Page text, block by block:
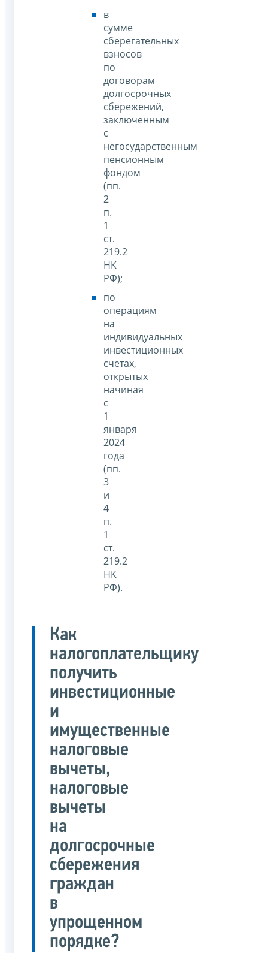
в
сумме
сберегательных
взносов
по
договорам
долгосрочных
сбережений,
заключенным
с
негосударственным
пенсионным
фондом
(пп.
2
п.
1
ст.
219.2
НК
РФ);
по
операциям
на
индивидуальных
инвестиционных
счетах,
открытых
начиная
с
1
января
2024
года
(пп.
3
и
4
п.
1
ст.
219.2
НК
РФ).
Как
налогоплательщику
получить
инвестиционные
и
имущественные
налоговые
вычеты,
налоговые
вычеты
на
долгосрочные
сбережения
граждан
в
упрощенном
порядке?